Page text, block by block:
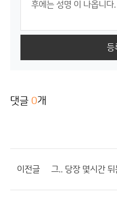
등
댓글 0개
이전글 그.. 당장 몇시간